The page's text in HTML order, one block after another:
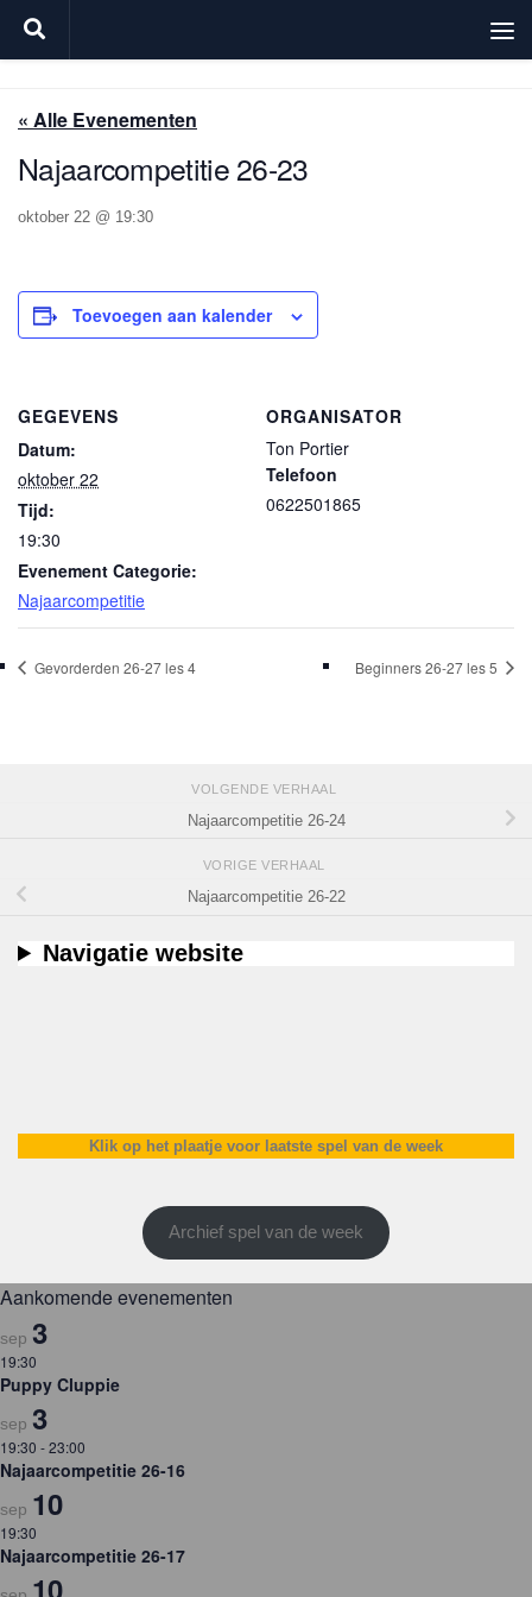
Doorgaan naar inhoud
« Alle Evenementen
Najaarcompetitie 26-23
oktober 22 @ 19:30
Toevoegen aan kalender
GEGEVENS
Datum:
oktober 22
Tijd:
19:30
Evenement Categorie:
Najaarcompetitie
ORGANISATOR
Ton Portier
Telefoon
0622501865
Gevorderden 26-27 les 4 Beginners 26-27 les 5
VOLGENDE VERHAAL
Najaarcompetitie 26-24
VORIGE VERHAAL
Najaarcompetitie 26-22
Navigatie website
Klik op het plaatje voor laatste spel van de week
Archief spel van de week
Aankomende evenementen
sep 3
19:30
Puppy Cluppie
sep 3
19:30 -23:00
Najaarcompetitie 26-16
sep 10
19:30
Najaarcompetitie 26-17
10